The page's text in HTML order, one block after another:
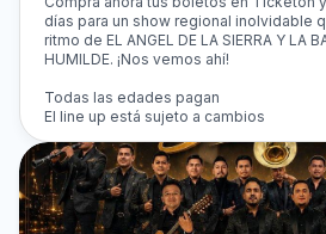
días para un show regional inolvidable
ritmo de EL ANGEL DE LA SIERRA Y LA
HUMILDE. ¡Nos vemos ahí!
Todas las edades pagan
El line up está sujeto a cambios